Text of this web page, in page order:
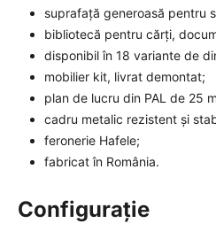
suprafață generoasă pentru
bibliotecă pentru cărți,
disponibil în 18 variante de
mobilier kit, livrat demontat;
plan de lucru din PAL de 25
cadru metalic rezistent și
feronerie Hafele;
fabricat în România.
Configurație